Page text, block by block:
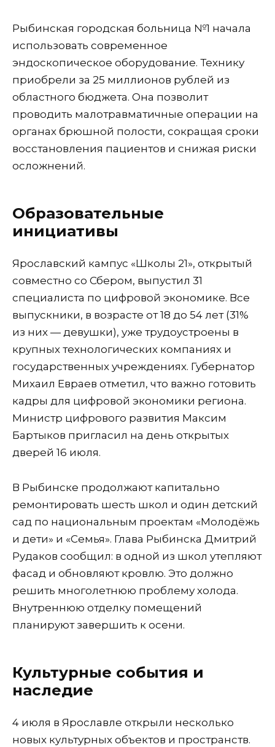
Рыбинская городская больница №1 начала
использовать современное
эндоскопическое оборудование. Технику
приобрели за 25 миллионов рублей из
областного бюджета. Она позволит
проводить малотравматичные операции на
органах брюшной полости, сокращая сроки
восстановления пациентов и снижая риски
осложнений.
Образовательные
инициативы
Ярославский кампус «Школы 21», открытый
совместно со Сбером, выпустил 31
специалиста по цифровой экономике. Все
выпускники, в возрасте от 18 до 54 лет (31%
из них — девушки), уже трудоустроены в
крупных технологических компаниях и
государственных учреждениях. Губернатор
Михаил Евраев отметил, что важно готовить
кадры для цифровой экономики региона.
Министр цифрового развития Максим
Бартыков пригласил на день открытых
дверей 16 июля.
В Рыбинске продолжают капитально
ремонтировать шесть школ и один детский
сад по национальным проектам «Молодёжь
и дети» и «Семья». Глава Рыбинска Дмитрий
Рудаков сообщил: в одной из школ утепляют
фасад и обновляют кровлю. Это должно
решить многолетнюю проблему холода.
Внутреннюю отделку помещений
планируют завершить к осени.
Культурные события и
наследие
4 июля в Ярославле открыли несколько
новых культурных объектов и пространств.